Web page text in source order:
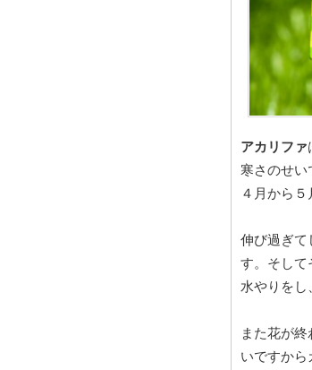
アカリファ
寒さのせ
４月から５
伸び過ぎて
す。そして
水やりをし
また花が
いですから